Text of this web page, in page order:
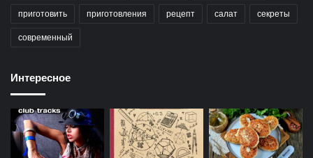
приготовить приготовления рецепт салат секреты
современный
Интересное